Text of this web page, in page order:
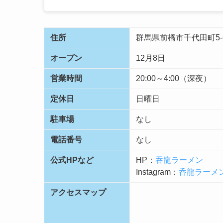
住所 群馬県前橋市千代田町
オープン 12月8日
営業時間 20:00～4:00（深夜）
定休日 日曜日
駐車場 なし
電話番号 なし
公式HPなど HP： 吞龍ラーメン
Instagram： 呑龍ラーメ
アクセスマップ